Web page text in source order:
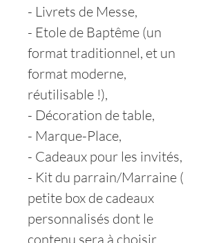
- Livrets de Messe,
- Etole de Baptême (un
format traditionnel, et un
format moderne,
réutilisable !),
- Décoration de table,
- Marque-Place,
- Cadeaux pour les invités,
- Kit du parrain/Marraine (
petite box de cadeaux
personnalisés dont le
contenu sera à choisir